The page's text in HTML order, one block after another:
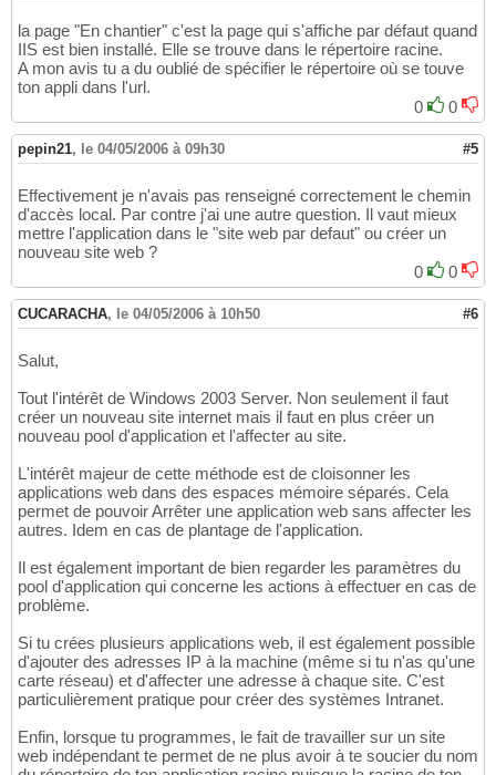
la page "En chantier" c'est la page qui s'affiche par défaut quand
IIS est bien installé. Elle se trouve dans le répertoire racine.
A mon avis tu a du oublié de spécifier le répertoire où se touve
ton appli dans l'url.
0
0
pepin21, le 04/05/2006 à 09h30 #5
Effectivement je n'avais pas renseigné correctement le chemin
d'accès local. Par contre j'ai une autre question. Il vaut mieux
mettre l'application dans le "site web par defaut" ou créer un
nouveau site web ?
0
0
CUCARACHA, le 04/05/2006 à 10h50 #6
Salut,
Tout l'intérêt de Windows 2003 Server. Non seulement il faut
créer un nouveau site internet mais il faut en plus créer un
nouveau pool d'application et l'affecter au site.
L'intérêt majeur de cette méthode est de cloisonner les
applications web dans des espaces mémoire séparés. Cela
permet de pouvoir Arrêter une application web sans affecter les
autres. Idem en cas de plantage de l'application.
Il est également important de bien regarder les paramètres du
pool d'application qui concerne les actions à effectuer en cas de
problème.
Si tu crées plusieurs applications web, il est également possible
d'ajouter des adresses IP à la machine (même si tu n'as qu'une
carte réseau) et d'affecter une adresse à chaque site. C'est
particulièrement pratique pour créer des systèmes Intranet.
Enfin, lorsque tu programmes, le fait de travailler sur un site
web indépendant te permet de ne plus avoir à te soucier du nom